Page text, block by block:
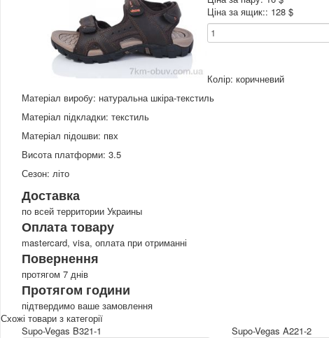
Ціна за ящик:: 128 $
Колір: коричневий
Матеріал виробу: натуральна шкіра-текстиль
Матеріал підкладки: текстиль
Матеріал підошви: пвх
Висота платформи: 3.5
Сезон: літо
Доставка
по всей территории Украины
Оплата товару
mastercard, visa, оплата при отриманні
Повернення
протягом 7 днів
Протягом години
підтвердимо ваше замовлення
Схожі товари з категорії
Supo-Vegas B321-1
Supo-Vegas A221-2